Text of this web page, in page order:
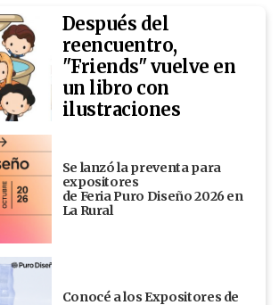
Después del
reencuentro,
"Friends" vuelve en
un libro con
ilustraciones
Se lanzó la preventa para
expositores
de Feria Puro Diseño 2026 en
La Rural
Conocé a los Expositores de